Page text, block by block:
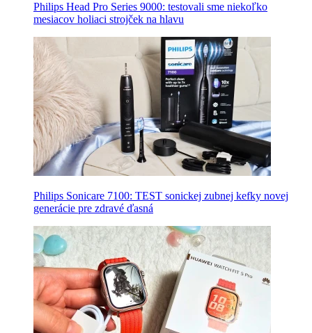
Philips Head Pro Series 9000: testovali sme niekoľko
mesiacov holiaci strojček na hlavu
Philips Sonicare 7100: TEST sonickej zubnej kefky novej
generácie pre zdravé ďasná